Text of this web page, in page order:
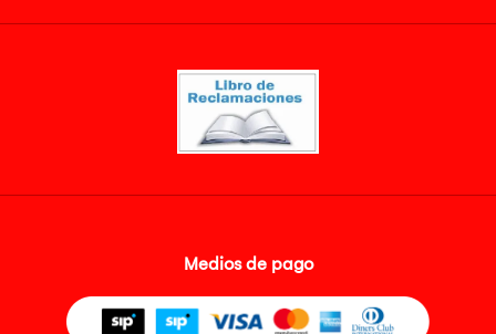
Medios de pago